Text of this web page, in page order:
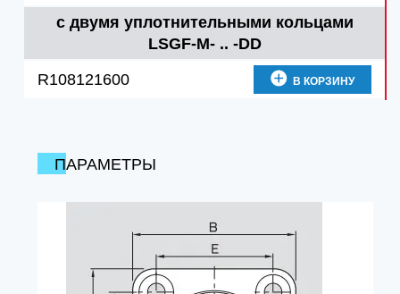
с двумя уплотнительными кольцами
LSGF-M- .. -DD
R108121600
В КОРЗИНУ
ПАРАМЕТРЫ